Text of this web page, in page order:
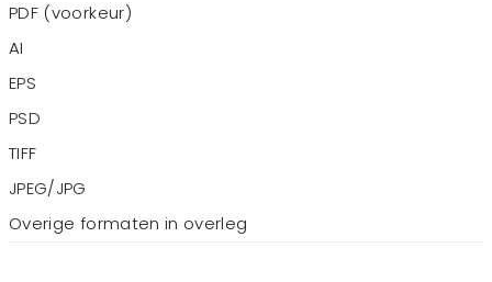
PDF (voorkeur)
AI
EPS
PSD
TIFF
JPEG/JPG
Overige formaten in overleg